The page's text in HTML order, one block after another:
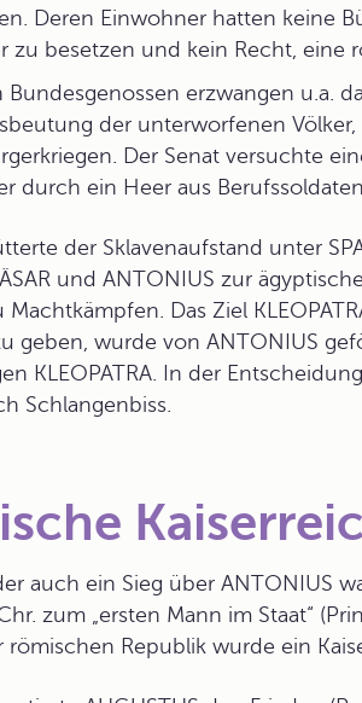
Deren Einwohner hatten keine
zu besetzen und kein Recht, eine
erzwangen u.a.
der unterworfenen
Der Senat versuchte
durch ein Heer aus
der Sklavenaufstand unter
und ANTONIUS zur
Das Ziel
geben, wurde von ANTONIUS
KLEOPATRA. In der
Schlangenbiss.
auch ein Sieg über ANTONIUS
zum „ersten Mann im Staat“
römischen Republik wurde ein